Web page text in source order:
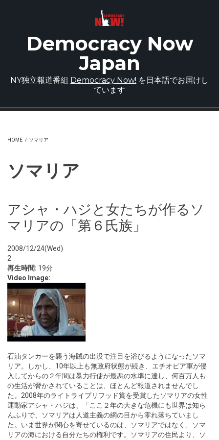
Democracy Now
Japan
NY独立報道番組 Democracy Now! を日本語でお届けし
ています
HOME / ソマリア
ソマリア
アシャ・ハジと女たちが作るソ
マリアの「第６氏族」
2008/12/24(Wed)
2
再生時間: 19分
Video Image:
石油タンカーを襲う海賊の出没で注目を浴びるようになったソマ
リア。しかし、10年以上も無政府状態が続き、エチオピア軍が侵
入してからの２年間は暴力行使が最悪の水準に達し、何百万人も
の生活が脅かされていることは、ほとんど報道されませんでし
た。2008年のライトライブリフッド賞を受賞したソマリアの女性
運動家アシャ・ハジは、「ここ２年の大きな危機にも世界は知ら
んふりで、ソマリアは人道主義の網の目から零れ落ちていまし
た。いま世界が関心を寄せているのは、ソマリアではなく、ソマ
リアの海における自分たちの権利です。ソマリアの住民より、ソ